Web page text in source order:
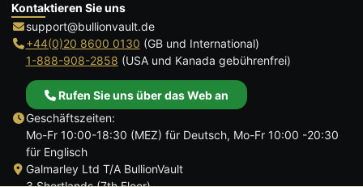
Kontaktieren Sie uns
support@bullionvault.de
+44(0)20 8600 0130 (GB und International)
1-888-908-2858 (USA und Kanada gebührenfrei)
Rufen Sie uns über das Web an
Geschäftszeiten:
Mo-Fr 10:00-18:30 (MEZ) für Deutsch, Mo-Fr 10:00 -20:30
für Englisch
Galmarley Ltd T/A BullionVault